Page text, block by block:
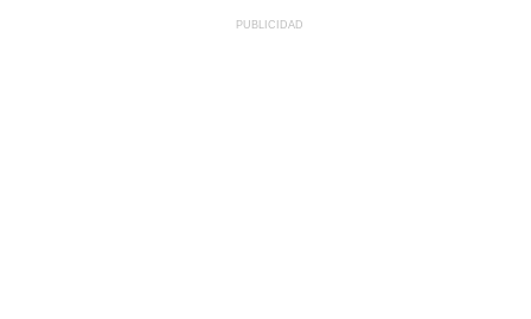
PUBLICIDAD